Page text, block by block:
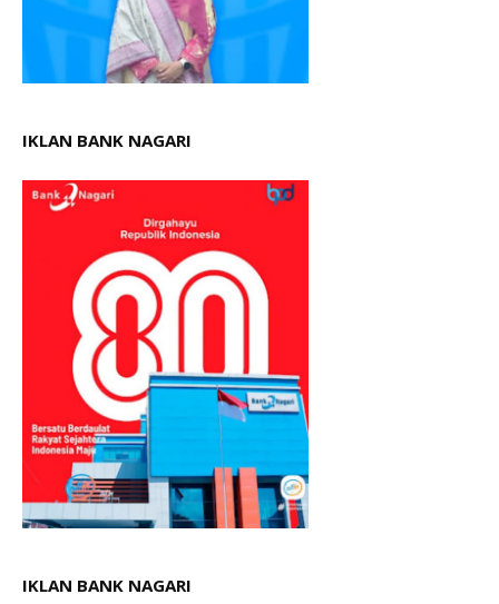
IKLAN BANK NAGARI
IKLAN BANK NAGARI